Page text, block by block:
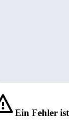
Ein Fehler